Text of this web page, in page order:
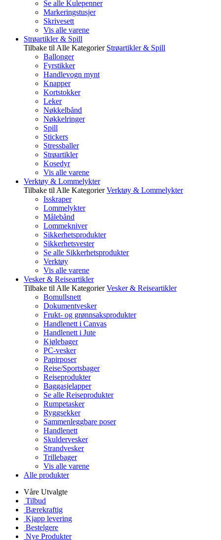
Se alle Kulepenner
Markeringstusjer
Skrivesett
Vis alle varene
Strøartikler & Spill
Tilbake til Alle Kategorier Strøartikler & Spill
Ballonger
Fyrstikker
Handlevogn mynt
Knapper
Kortstokker
Leker
Nøkkelbånd
Nøkkelringer
Spill
Stickers
Stressballer
Strøartikler
Kosedyr
Vis alle varene
Verktøy & Lommelykter
Tilbake til Alle Kategorier Verktøy & Lommelykter
Isskraper
Lommelykter
Målebånd
Lommekniver
Sikkerhetsprodukter
Sikkerhetsvester
Se alle Sikkerhetsprodukter
Verktøy
Vis alle varene
Vesker & Reiseartikler
Tilbake til Alle Kategorier Vesker & Reiseartikler
Bomullsnett
Dokumentvesker
Frukt- og grønnsaksprodukter
Handlenett i Canvas
Handlenett i Jute
Kjølebager
PC-vesker
Papirposer
Reise/Sportsbager
Reiseprodukter
Baggasjelapper
Se alle Reiseprodukter
Rumpetasker
Ryggsekker
Sammenleggbare poser
Handlenett
Skuldervesker
Strandvesker
Trillebager
Vis alle varene
Alle produkter
Våre Utvalgte
Tilbud
Bærekraftig
Kjapp levering
Bestelgere
Nye Produkter